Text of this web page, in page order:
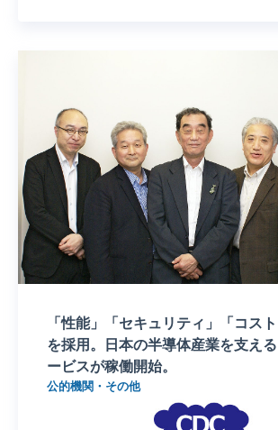
「性能」「セキュリティ」「コス
を採用。日本の半導体産業を支え
ービスが稼働開始。
公的機関・その他